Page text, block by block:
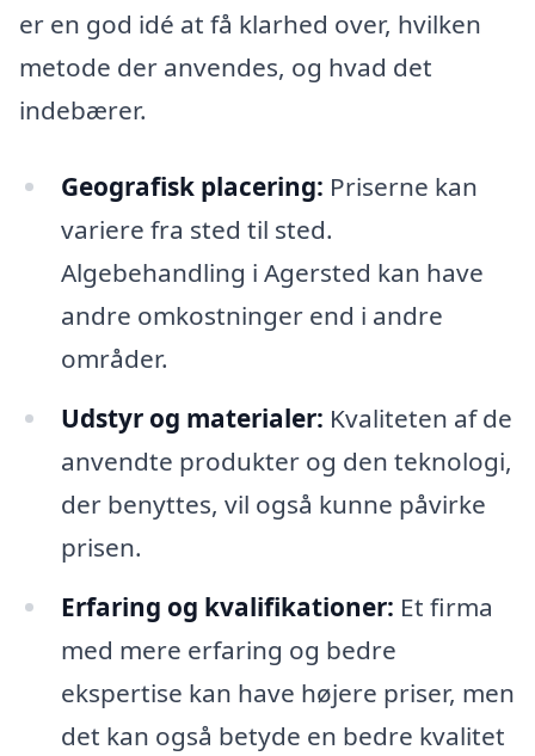
er en god idé at få klarhed over, hvilken
metode der anvendes, og hvad det
indebærer.
Geografisk placering: Priserne kan
variere fra sted til sted.
Algebehandling i Agersted kan have
andre omkostninger end i andre
områder.
Udstyr og materialer: Kvaliteten af de
anvendte produkter og den teknologi,
der benyttes, vil også kunne påvirke
prisen.
Erfaring og kvalifikationer: Et firma
med mere erfaring og bedre
ekspertise kan have højere priser, men
det kan også betyde en bedre kvalitet